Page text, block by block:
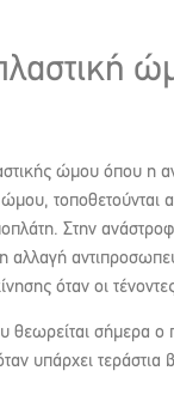
ώμου όπου η
Στην
αλλαγή
όταν οι
σήμερα
υπάρχει